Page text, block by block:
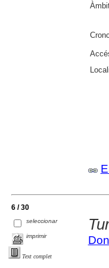
6 / 30
seleccionar
imprimir
Text complet